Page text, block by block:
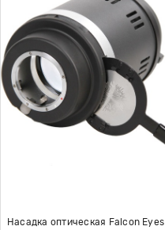
Насадка оптическая Falcon Eyes